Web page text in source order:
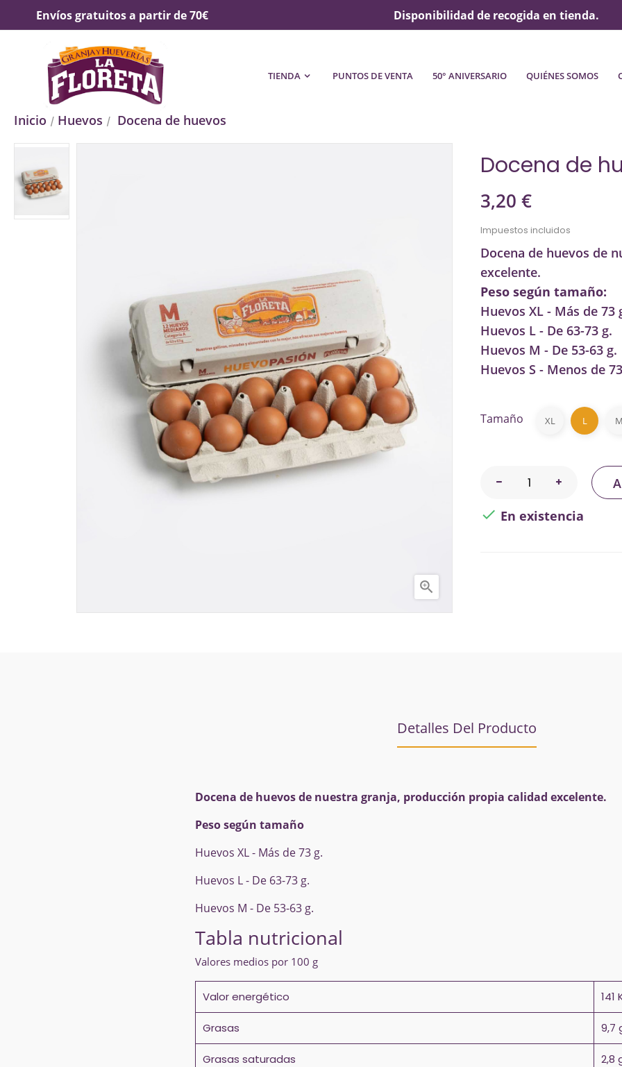
Envíos gratuitos a partir de 70€ Disponibilidad de recogida en tienda.
TIENDA PUNTOS DE VENTA 50° ANIVERSARIO QUIÉNES SOMOS
Inicio Huevos Docena de huevos

Docena de
3,20 €
Impuestos incluidos
Docena de huevos de
excelente.
Peso según tamaño:
Huevos XL - Más de 73
Huevos L - De 63-73 g.
Huevos M - De 53-63 g.
Huevos S - Menos de
Tamaño XL L M
 En existencia
Detalles Del Producto
Docena de huevos de nuestra granja, producción propia calidad excelente.
Peso según tamaño
Huevos XL - Más de 73 g.
Huevos L - De 63-73 g.
Huevos M - De 53-63 g.
Tabla nutricional
Valores medios por 100 g
Valor energético 141
Grasas 9,7
Grasas saturadas 2,8